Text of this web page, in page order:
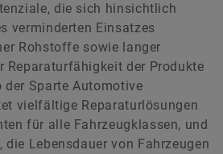
die sich hinsichtlich
verminderten Einsatzes
Rohstoffe sowie langer
Reparaturfähigkeit der Produkte
Sparte Automotive
vielfältige Reparaturlösungen
für alle Fahrzeugklassen, und
Lebensdauer von Fahrzeugen